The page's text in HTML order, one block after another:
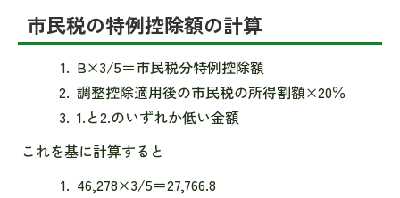
市民税の特例控除額の計算
B×3/5＝市民税分特例控除額
調整控除適用後の市民税の所得割額×20％
1.と2.のいずれか低い金額
これを基に計算すると
46,278×3/5＝27,766.8